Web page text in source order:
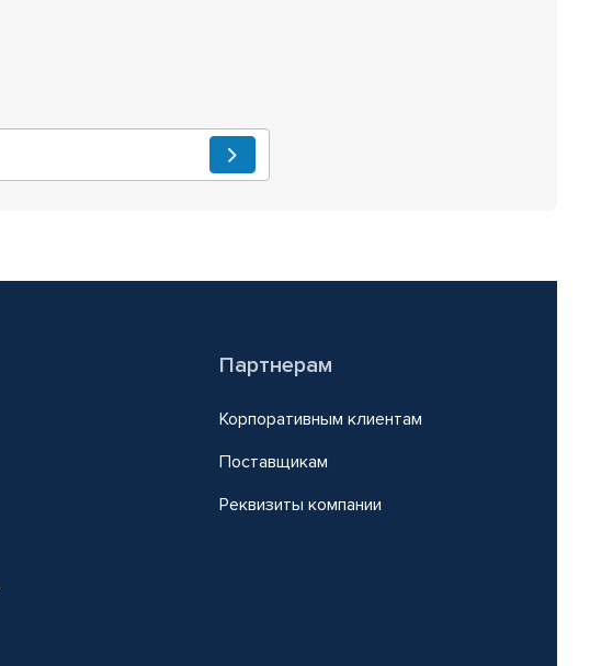
Партнерам
Корпоративным клиентам
Поставщикам
Реквизиты компании